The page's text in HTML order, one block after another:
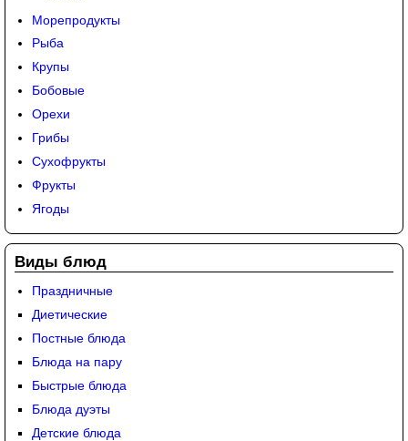
Морепродукты
Рыба
Крупы
Бобовые
Орехи
Грибы
Сухофрукты
Фрукты
Ягоды
Виды блюд
Праздничные
Диетические
Постные блюда
Блюда на пару
Быстрые блюда
Блюда дуэты
Детские блюда